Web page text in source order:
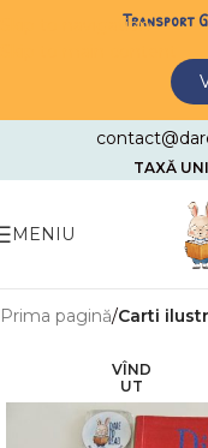
Skip to navigationTransport
TAXĂ
MENIU
Prima pagină Carti
VÎND
UT